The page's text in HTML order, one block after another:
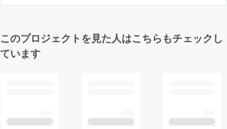
このプロジェクトを見た人はこちらもチェックし
ています